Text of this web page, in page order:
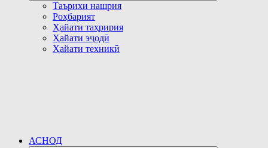
Таърихи нашрия
Роҳбарият
Ҳайати таҳририя
Ҳайати эҷодӣ
Ҳайати техникӣ
АСНОД